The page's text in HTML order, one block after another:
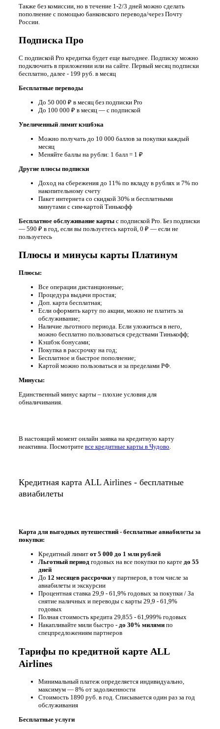
Также без комиссии, но в течение 1-2/3 дней можно сделать
пополнение с помощью банковского перевода/через Почту
России.
Подписка Про
С подпиской Pro кредитка будет еще выгоднее. Подписку можно
подключить в приложении или на сайте. Первый месяц подписки
бесплатно, далее - 199 руб. в месяц
Бесплатные переводы
До 50 000 ₽ в месяц без подписки Pro
До 100 000 ₽ в месяц — с подпиской
Увеличенный лимит кэшбэка
Можно получать до 10 000 баллов за покупки каждый
месяц
Меняйте баллы на рубли: 1 балл = 1 ₽
Другие плюсы подписки
Доход на сбережения до 11% по вкладу в рублях и 7% по
накопительному счету
Пакет интернета со скидкой 30% и бесплатными
минутами с сим-картой Тинькофф
Бесплатное обслуживание карты с подпиской Pro. Без подписки
— 590 ₽ в год, если вы пользуетесь картой, 0 ₽ — если не
пользуетесь
Плюсы и минусы карты Платинум
Плюсы:
Все операции дистанционные;
Процедура выдачи простая;
Доп. карта бесплатная;
Если оформить карту по акции, можно не платить за
обслуживание;
Наличие льготного периода. Если уложиться в него,
можно бесплатно пользоваться средствами Тинькофф;
Кэшбэк бонусами;
Покупка в рассрочку на год;
Бесплатное и быстрое пополнение;
Картой можно пользоваться и за пределами РФ.
Минусы:
Единственный минус карты – плохие условия для
обналичивания.
В настоящий момент онлайн заявка на кредитную карту
неактивна. Посмотрите все кредитные карты в Чудово.
Кредитная карта ALL Airlines - бесплатные
авиабилеты
Карта для выгодных путешествий - бесплатные авиабилеты за
покупки:
Кредитный лимит от 5 000 до 1 млн рублей
Льготный период годовых на все покупки по карте до 55
дней
До 12 месяцев рассрочки у партнеров, в том числе за
авиабилеты и экскурсии
Процентная ставка 29,9 - 61,9% годовых за покупки / За
снятие наличных и переводы с карты 29,9 - 61,9%
годовых
Полная стоимость кредита 29,855 - 61,999% годовых
Накапливайте мили быстро - до 30% милями по
спецпредложениям партнеров
Тарифы по кредитной карте ALL
Airlines
Минимальный платеж определяется индивидуально,
максимум — 8% от задолженности
Стоимость 1890 руб. в год. Списывается один раз за год
обслуживания
Бесплатные услуги